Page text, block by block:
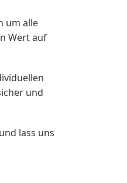
um alle
Wert auf
und
lass uns